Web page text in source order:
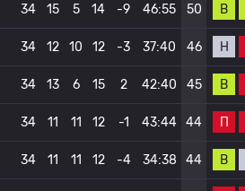
34 15 5 14 -9 46:55 50 В
34 12 10 12 -3 37:40 46 Н
34 13 6 15 2 42:40 45 В
34 11 11 12 -1 43:44 44 П
34 11 11 12 -4 34:38 44 В